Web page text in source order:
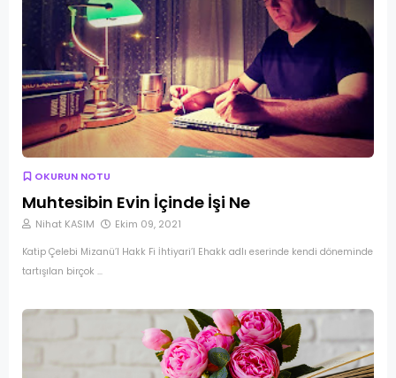
OKURUN NOTU
Muhtesibin Evin İçinde İşi Ne
Nihat KASIM Ekim 09, 2021
Katip Çelebi Mizanü’l Hakk Fi İhtiyari’l Ehakk adlı eserinde kendi döneminde
tartışılan birçok …